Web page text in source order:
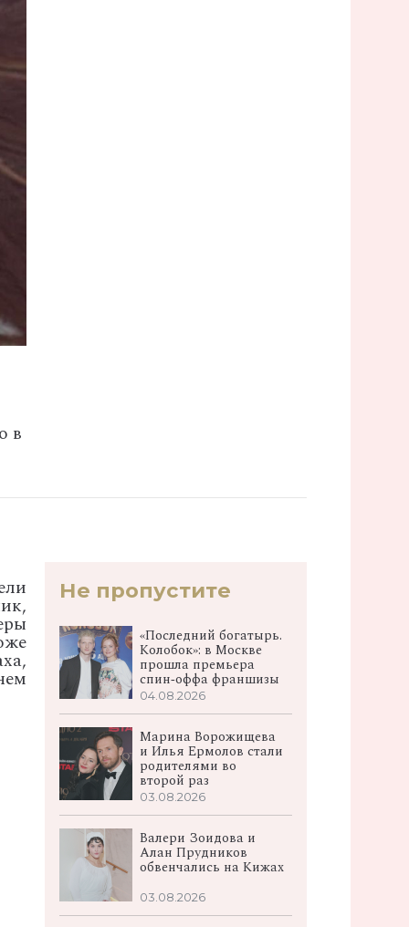
в
Не пропустите
«Последний богатырь.
Колобок»: в Москве
прошла премьера
спин‑оффа франшизы
04.08.2026
Марина Ворожищева
и Илья Ермолов стали
родителями во
второй раз
03.08.2026
Валери Зоидова и
Алан Прудников
обвенчались на Кижах
03.08.2026